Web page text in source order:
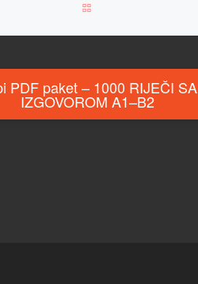
PDF paket – 1000 RIJEČI SA
IZGOVOROM A1–B2